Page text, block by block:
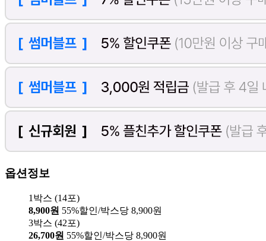
옵션정보
1박스 (14포)
8,900원 55%할인/박스당 8,900원
3박스 (42포)
26,700원 55%할인/박스당 8,900원